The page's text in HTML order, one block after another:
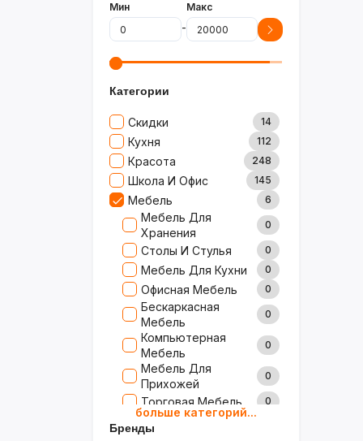
Мин
-
Макс
Категории
Скидки 14
Кухня 112
Красота 248
Школа И Офис 145
Мебель 6
Мебель Для
Хранения
0
Столы И Стулья 0
Мебель Для Кухни 0
Офисная Мебель 0
Бескаркасная
Мебель
0
Компьютерная
Мебель
0
Мебель Для
Прихожей
0
Торговая Мебель 0
Детская Мебель
Мебель Для
больше категорий...
Бренды